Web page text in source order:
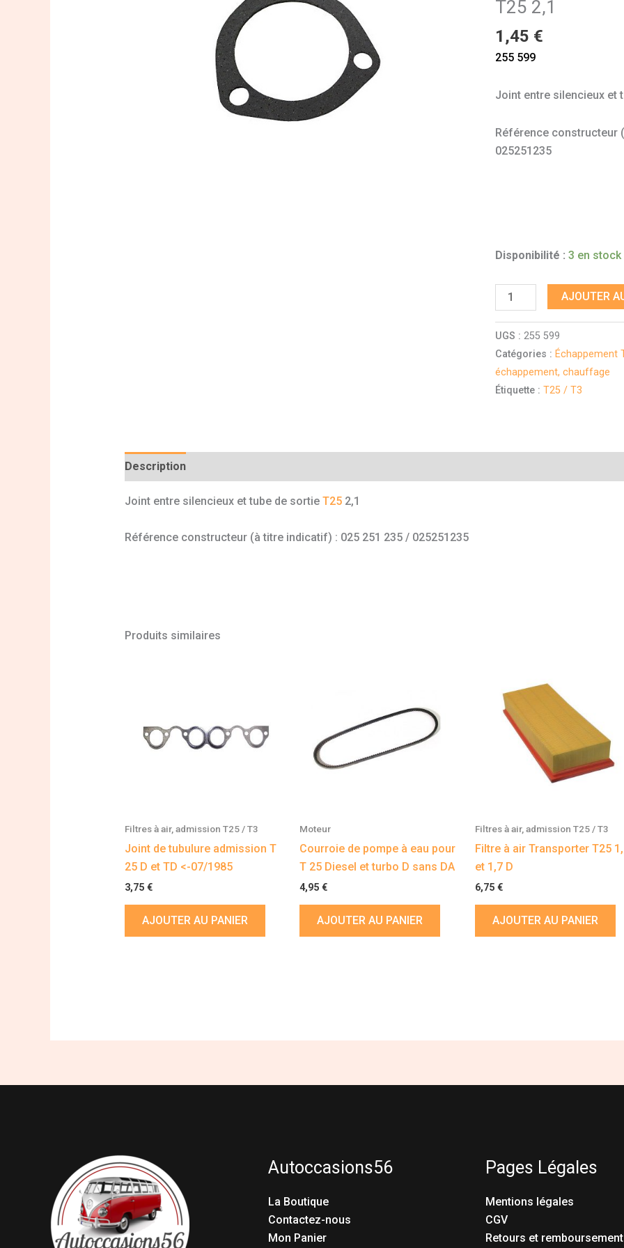
T25 2,1
1,45 €
255 599
Joint entre silencieux et
Référence constructeur
025251235
Disponibilité : 3 en
de
sortie
T25
AJOUTER
UGS :255 599
Catégories : Échappement
échappement, chauffage
Étiquette :T25 / T3
Description
Joint entre silencieux et tube de sortie T252,1
Référence constructeur (à titre indicatif) : 025 251 235 / 025251235
Produits similaires
Filtres à air, admission T25 / T3
Joint de tubulure admission T
25 D et TD <-07/1985
3,75 €
AJOUTER AU PANIER
Moteur
Courroie de pompe à eau pour
T 25 Diesel et turbo D sans DA
4,95€
AJOUTER AU PANIER
Filtres à air, admission T25 / T3
Filtre à air Transporter T25
et 1,7 D
6,75 €
AJOUTER AU PANIER
Autoccasions56
La Boutique
Contactez-nous
Mon Panier
Pages Légales
Mentions légales
CGV
Retours et